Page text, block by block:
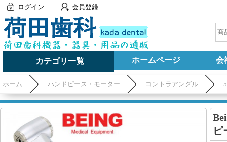
ログイン 会員登録
カテゴリ一覧 ホームページ 会
ホーム ハンドピース・モーター コントラアングル
ピ